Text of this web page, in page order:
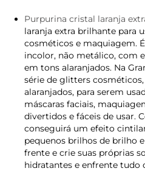
Purpurina cristal laranja
laranja extra brilhante para
cosméticos e maquiagem.
incolor, não metálico, com
em tons alaranjados. Na
série de glitters
alaranjados, para serem
máscaras faciais,
divertidos e fáceis de usar.
conseguirá um efeito
pequenos brilhos de brilho
frente e crie suas próprias
hidratantes e enfrente tudo